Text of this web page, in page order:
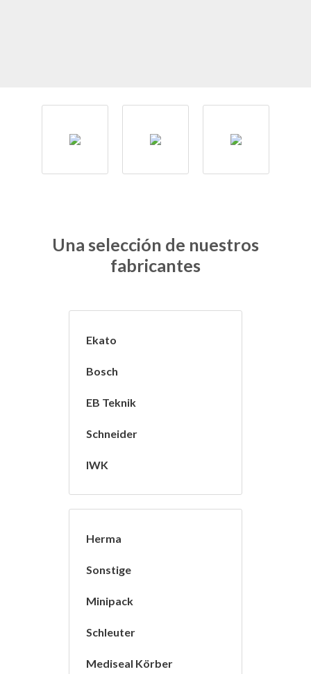
Una selección de nuestros
fabricantes
Ekato
Bosch
EB Teknik
Schneider
IWK
Herma
Sonstige
Minipack
Schleuter
Mediseal Körber